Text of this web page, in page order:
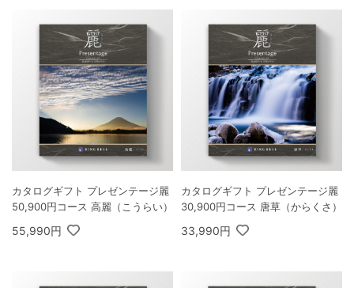
カタログギフト プレゼンテージ麗
50,900円コース 高麗（こうらい）
55,990円
カタログギフト プレゼンテージ麗
30,900円コース 唐草（からくさ）
33,990円